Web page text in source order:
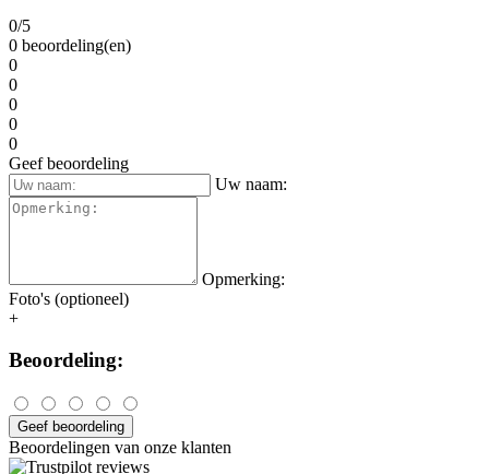
0/5
0 beoordeling(en)
0
0
0
0
0
Geef beoordeling
Uw naam:
Opmerking:
Foto's (optioneel)
+
Beoordeling:
Geef beoordeling
Beoordelingen van onze klanten